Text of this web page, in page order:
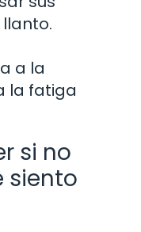
a la
la fatiga
si no
siento